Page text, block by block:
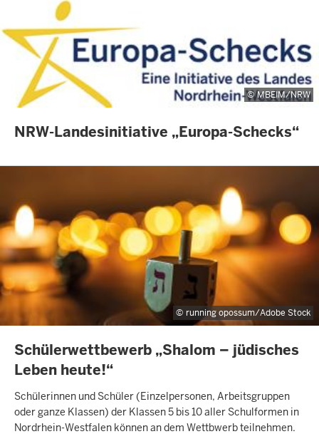
MBEIM/NRW
INHALTSSEITE
NRW-Landesinitiative „Europa-Schecks“
running opossum/Adobe Stock
INHALTSSEITE
Schülerwettbewerb „Shalom – jüdisches
Leben heute!“
Schülerinnen und Schüler (Einzelpersonen, Arbeitsgruppen
oder ganze Klassen) der Klassen 5 bis 10 aller Schulformen in
Nordrhein-Westfalen können an dem Wettbwerb teilnehmen.